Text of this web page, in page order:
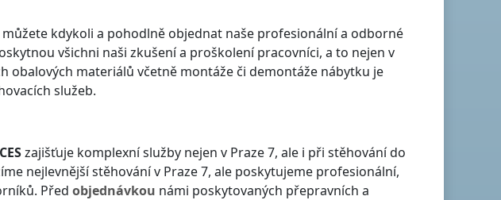
můžete kdykoli a pohodlně objednat naše profesionální a odborné
všichni naši zkušení a proškolení pracovníci, a to nejen v
obalových materiálů včetně montáže či demontáže nábytku je
služeb.
zajišťuje komplexní služby nejen v Praze 7, ale i při stěhovánído
nejlevnější stěhovánív Praze 7, ale poskytujeme profesionální,
Před objednávkou námi poskytovaných přepravních a